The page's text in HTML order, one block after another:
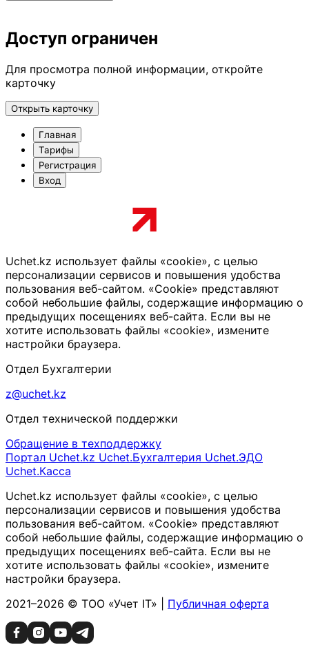
Доступ ограничен
Для просмотра полной информации, откройте
карточку
Открыть карточку
Главная
Тарифы
Регистрация
Вход
Uchet.kz использует файлы «cookie», с целью
персонализации сервисов и повышения удобства
пользования веб-сайтом. «Cookie» представляют
собой небольшие файлы, содержащие информацию о
предыдущих посещениях веб-сайта. Если вы не
хотите использовать файлы «cookie», измените
настройки браузера.
Отдел Бухгалтерии
z@uchet.kz
Отдел технической поддержки
Обращение в техподдержку
Портал Uchet.kz Uchet.Бухгалтерия Uchet.ЭДО
Uchet.Касса
Uchet.kz использует файлы «cookie», с целью
персонализации сервисов и повышения удобства
пользования веб-сайтом. «Cookie» представляют
собой небольшие файлы, содержащие информацию о
предыдущих посещениях веб-сайта. Если вы не
хотите использовать файлы «cookie», измените
настройки браузера.
2021–2026 © ТОО «Учет IT» | Публичная оферта